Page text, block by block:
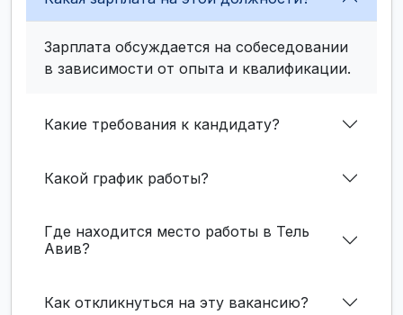
Зарплата обсуждается на собеседовании
в зависимости от опыта и квалификации.
Какие требования к кандидату?
Какой график работы?
Где находится место работы в Тель
Авив?
Как откликнуться на эту вакансию?